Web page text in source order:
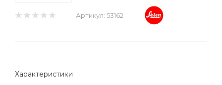
Артикул: 53162
Характеристики